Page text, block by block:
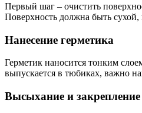
Первый шаг – очистить
Поверхность должна быть
Нанесение герметика
Герметик наносится тонким
выпускается в тюбиках, важно
Высыхание и закрепление